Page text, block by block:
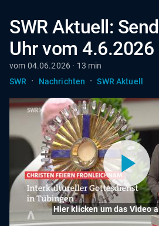
SWR Aktuell:
Uhr vom 4.6.2026
vom 04.06.2026 · 13 min
SWR
· Nachrichten · SWR Aktuell
Hier klicken um das Video